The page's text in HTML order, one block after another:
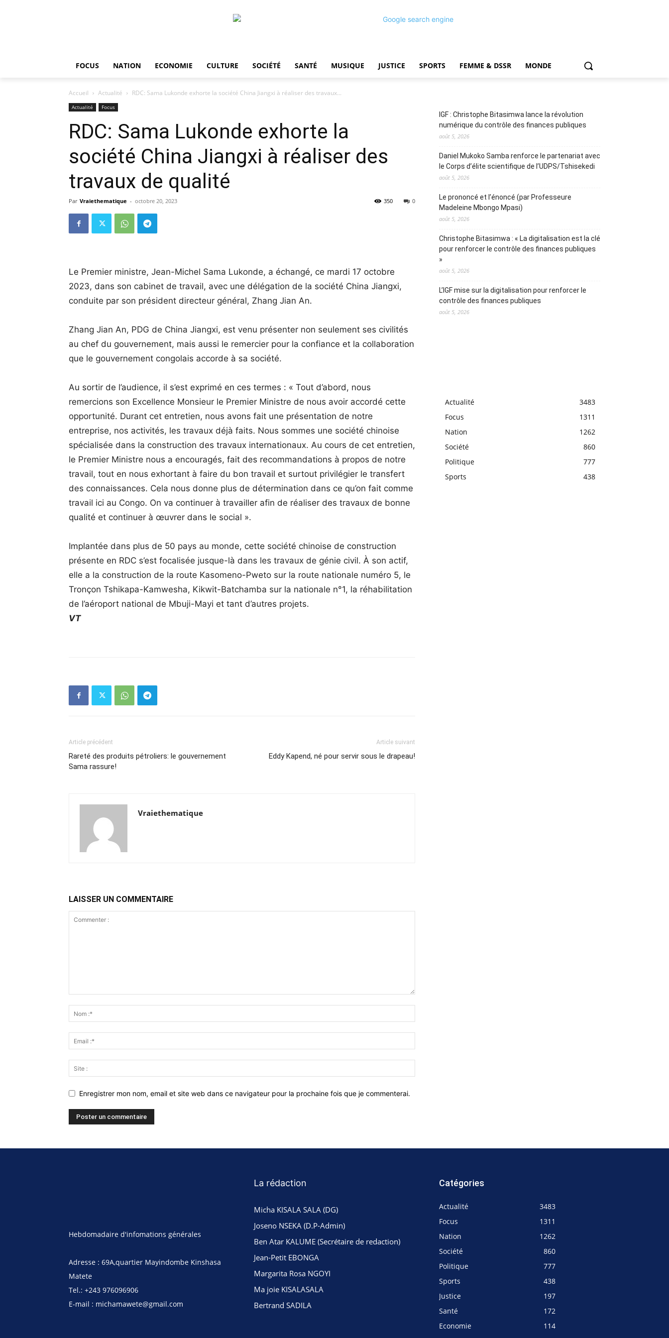
FOCUS NATION ECONOMIE CULTURE SOCIÉTÉ SANTÉ MUSIQUE JUSTICE SPORTS FEMME & DSSR MONDE
Accueil Actualité RDC: Sama Lukonde exhorte la société China Jiangxi à réaliser des travaux...
Actualité Focus
RDC: Sama Lukonde exhorte la
société China Jiangxi à réaliser des
travaux de qualité
Par Vraiethematique - octobre 20, 2023 0
350
Le Premier ministre, Jean-Michel Sama Lukonde, a échangé, ce mardi 17 octobre
2023, dans son cabinet de travail, avec une délégation de la société China Jiangxi,
conduite par son président directeur général, Zhang Jian An.
Zhang Jian An, PDG de China Jiangxi, est venu présenter non seulement ses civilités
au chef du gouvernement, mais aussi le remercier pour la confiance et la collaboration
que le gouvernement congolais accorde à sa société.
Au sortir de l’audience, il s’est exprimé en ces termes : « Tout d’abord, nous
remercions son Excellence Monsieur le Premier Ministre de nous avoir accordé cette
opportunité. Durant cet entretien, nous avons fait une présentation de notre
entreprise, nos activités, les travaux déjà faits. Nous sommes une société chinoise
spécialisée dans la construction des travaux internationaux. Au cours de cet entretien,
le Premier Ministre nous a encouragés, fait des recommandations à propos de notre
travail, tout en nous exhortant à faire du bon travail et surtout privilégier le transfert
des connaissances. Cela nous donne plus de détermination dans ce qu’on fait comme
travail ici au Congo. On va continuer à travailler afin de réaliser des travaux de bonne
qualité et continuer à œuvrer dans le social ».
Implantée dans plus de 50 pays au monde, cette société chinoise de construction
présente en RDC s’est focalisée jusque-là dans les travaux de génie civil. À son actif,
elle a la construction de la route Kasomeno-Pweto sur la route nationale numéro 5, le
Tronçon Tshikapa-Kamwesha, Kikwit-Batchamba sur la nationale n°1, la réhabilitation
de l’aéroport national de Mbuji-Mayi et tant d’autres projets.
VT
Article précédent
Rareté des produits pétroliers: le gouvernement
Sama rassure!
Article suivant
Eddy Kapend, né pour servir sous le drapeau!
Vraiethematique
LAISSER UN COMMENTAIRE
Enregistrer mon nom, email et site web dans ce navigateur pour la prochaine fois que je commenterai.
IGF : Christophe Bitasimwa lance la révolution
numérique du contrôle des finances publiques
août 5, 2026
Daniel Mukoko Samba renforce le partenariat avec
le Corps d’élite scientifique de l’UDPS/Tshisekedi
août 5, 2026
Le prononcé et l’énoncé (par Professeure
Madeleine Mbongo Mpasi)
août 5, 2026
Christophe Bitasimwa : « La digitalisation est la clé
pour renforcer le contrôle des finances publiques
»
août 5, 2026
L’IGF mise sur la digitalisation pour renforcer le
contrôle des finances publiques
août 5, 2026
Actualité
3483
Focus
1311
Nation
1262
Société
860
Politique
777
Sports
438
Hebdomadaire d'infomations générales
Adresse : 69A,quartier Mayindombe Kinshasa
Matete
Tel.: +243 976096906
E-mail : michamawete@gmail.com
La rédaction
Micha KISALA SALA (DG)
Joseno NSEKA (D.P-Admin)
Ben Atar KALUME (Secrétaire de redaction)
Jean-Petit EBONGA
Margarita Rosa NGOYI
Ma joie KISALASALA
Bertrand SADILA
Catégories
Actualité
3483
Focus
1311
Nation
1262
Société
860
Politique
777
Sports
438
Justice
197
Santé
172
Economie
114